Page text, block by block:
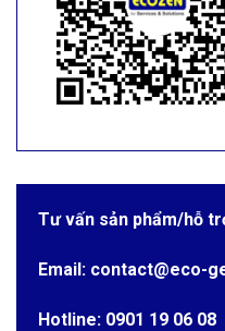
Tư vấn sản phẩm/hỗ
Email: contact@eco-
Hotline: 0901 19 06 08